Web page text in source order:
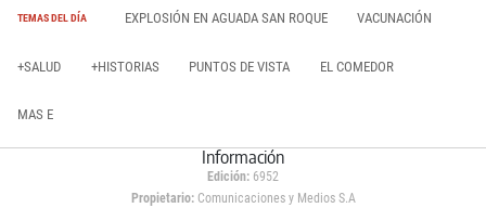
TEMAS DEL DÍA EXPLOSIÓN EN AGUADA SAN ROQUE VACUNACIÓN
+SALUD +HISTORIAS PUNTOS DE VISTA EL COMEDOR
MAS E
Información
Edición: 6952
Propietario:Comunicaciones y Medios S.A